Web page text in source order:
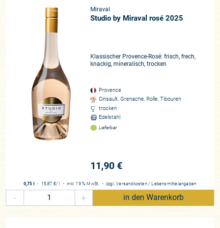
Miraval
Studio by Miraval rosé 2025
Klassischer Provence-Rosé: frisch, frech,
knackig, mineralisch, trocken
Provence
Cinsault, Grenache, Rolle, Tibouren
trocken
Edelstahl
Lieferbar
11,90 €
0,75 l ・ 15,87 €/ l ・inkl. 19 % MwSt. ・ zzgl.Versandkosten / Lebensmittelangaben
- + in den Warenkorb